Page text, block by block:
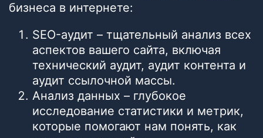
бизнеса в интернете:
SEO-аудит – тщательный анализ всех
аспектов вашего сайта, включая
технический аудит, аудит контента и
аудит ссылочной массы.
Анализ данных – глубокое
исследование статистики и метрик,
которые помогают нам понять, как